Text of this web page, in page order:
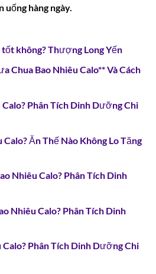
uống hàng ngày.
tốt không? Thượng Long Yến
Chua Bao Nhiêu Calo** Và Cách
Calo? Phân Tích Dinh Dưỡng Chi
Calo? Ăn Thế Nào Không Lo Tăng
Nhiêu Calo? Phân Tích Dinh
Nhiêu Calo? Phân Tích Dinh
Calo? Phân Tích Dinh Dưỡng Chi